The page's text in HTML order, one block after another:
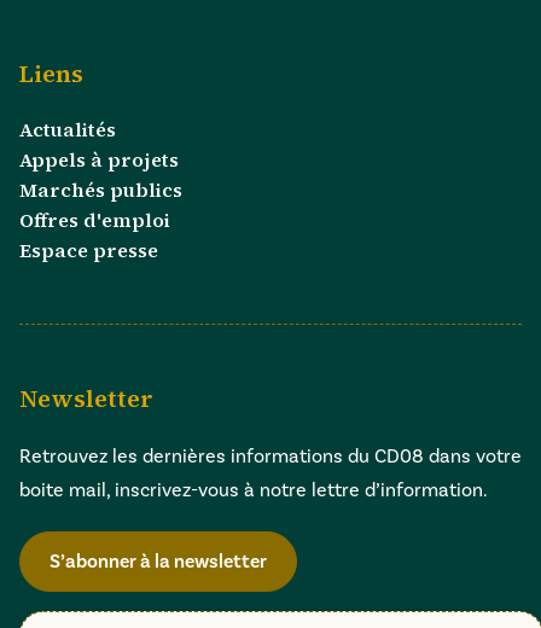
Liens
Actualités
Appels à projets
Marchés publics
Offres d'emploi
Espace presse
Newsletter
Retrouvez les dernières informations du CD08 dans votre
boite mail, inscrivez-vous à notre lettre d’information.
S’abonner à la newsletter